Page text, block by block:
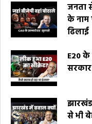
जनता
के नाम
ढिलाई
E20
से भी